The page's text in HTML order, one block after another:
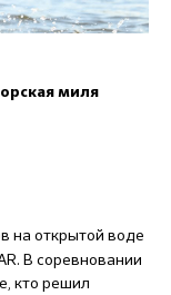
миля
на открытой воде
В соревновании
кто решил